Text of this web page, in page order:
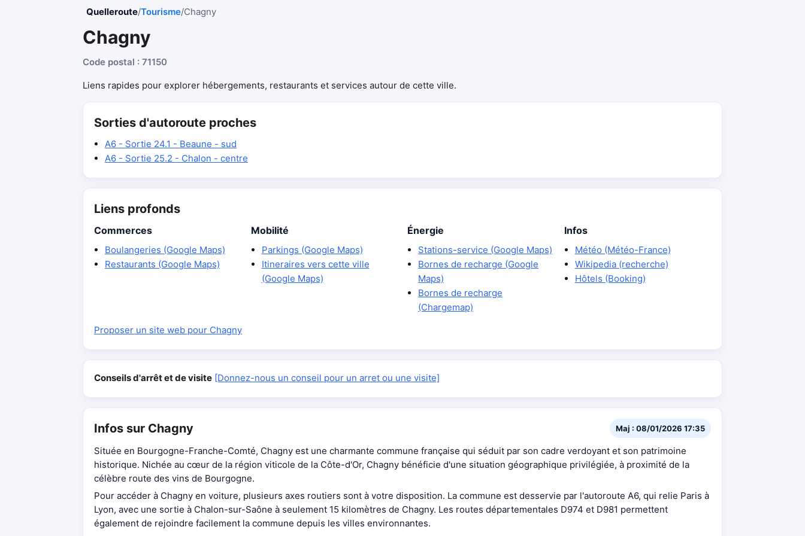
Quelleroute/Tourisme/Chagny
Chagny
Code postal : 71150
Liens rapides pour explorer hébergements, restaurants et services autour de cette ville.
Sorties d'autoroute proches
A6 - Sortie 24.1 - Beaune - sud
A6 - Sortie 25.2 - Chalon - centre
Liens profonds
Commerces
Boulangeries (Google Maps)
Restaurants (Google Maps)
Mobilité
Parkings (Google Maps)
Itineraires vers cette ville
(Google Maps)
Énergie
Stations-service (Google Maps)
Bornes de recharge (Google
Maps)
Bornes de recharge
(Chargemap)
Infos
Météo (Météo-France)
Wikipedia (recherche)
Hôtels (Booking)
Proposer un site web pour Chagny
Conseils d'arrêt et de visite [Donnez-nous un conseil pour un arret ou une visite]
Infos sur Chagny Maj : 08/01/2026 17:35
Située en Bourgogne-Franche-Comté, Chagny est une charmante commune française qui séduit par son cadre verdoyant et son patrimoine
historique. Nichée au cœur de la région viticole de la Côte-d'Or, Chagny bénéficie d'une situation géographique privilégiée, à proximité de la
célèbre route des vins de Bourgogne.
Pour accéder à Chagny en voiture, plusieurs axes routiers sont à votre disposition. La commune est desservie par l'autoroute A6, qui relie Paris à
Lyon, avec une sortie à Chalon-sur-Saône à seulement 15 kilomètres de Chagny. Les routes départementales D974 et D981 permettent
également de rejoindre facilement la commune depuis les villes environnantes.